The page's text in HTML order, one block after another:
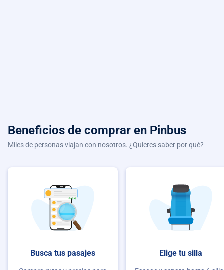
Beneficios de comprar en Pinbus
Miles de personas viajan con nosotros. ¿Quieres saber por qué?
Busca tus pasajes Elige tu silla